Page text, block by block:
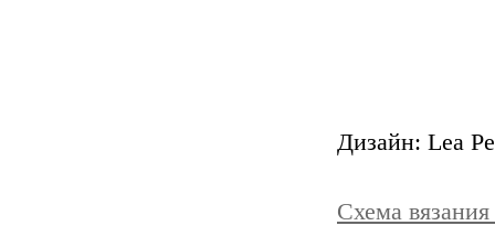
Дизайн: Lea
Схема